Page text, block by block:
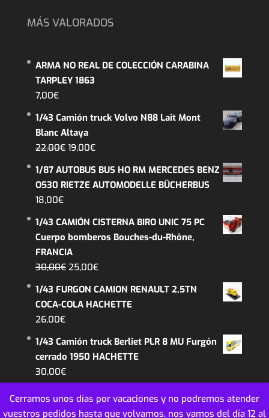
Cerramos unos días por vacaciones y no podremos atender
vuestros pedidos hasta que volvamos, nos vamos del día 12 al
MÁS VALORADOS
ARMA NO REAL DE COLECCIÓN CARABINA
TARPLEY 1863
7,00€
1/43 Camión truck Volvo N88 Lait Mont
Blanc Altaya
22,00€ El
original
era:
19,00€El
actual
es:
1/87 AUTOBUS BUS HO RM MERCEDES BENZ
O530 RIETZE AUTOMODELLE BÜCHERBUS
18,00€
1/43 CAMIÓN CISTERNA BIRO UNIC 75 PC
Cuerpo bomberos Bouches-du-Rhône,
FRANCIA
30,00€ El
original
era:
25,00€El
actual
es:
1/43 FURGON CAMION RENAULT 2,5TN
COCA-COLA HACHETTE
26,00€
1/43 Camión truck Berliet PLR 8 MU Furgón
cerrado 1950 HACHETTE
30,00€